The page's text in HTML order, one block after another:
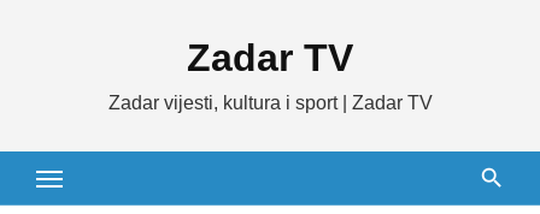
Zadar TV
Zadar vijesti, kultura i sport | Zadar TV